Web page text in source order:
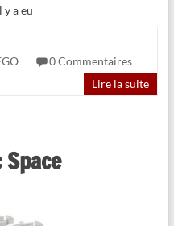
a eu
0 Commentaires
Lire la suite